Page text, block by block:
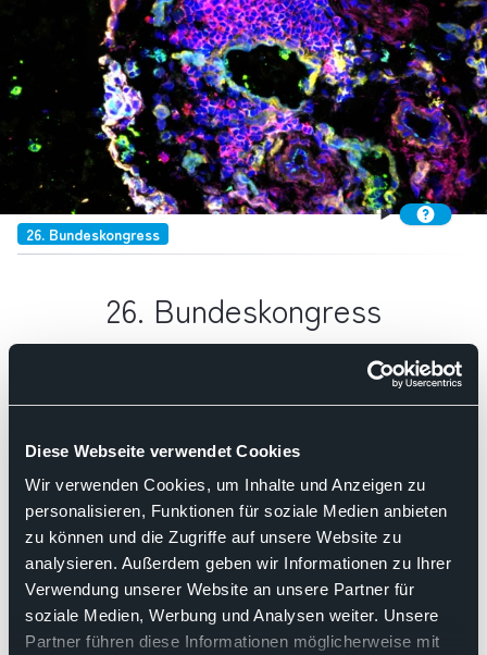
Diese Webseite verwendet Cookies
Wir verwenden Cookies, um Inhalte und Anzeigen zu
personalisieren, Funktionen für soziale Medien anbieten
zu können und die Zugriffe auf unsere Website zu
analysieren. Außerdem geben wir Informationen zu Ihrer
Verwendung unserer Website an unsere Partner für
soziale Medien, Werbung und Analysen weiter. Unsere
Partner führen diese Informationen möglicherweise mit
26. Bundeskongress
26. Bundeskongress
Nach Relevanz sortieren
06.08.2026
Update Abrechnung, VA 01, 26.
Bundeskongress